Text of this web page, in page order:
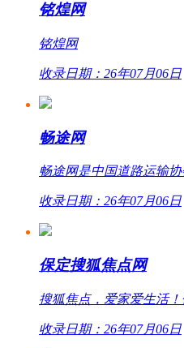
铭煌网
铭煌网
收录日期：26年07月06日
畅途网
畅途网是中国道路运输
收录日期：26年07月06日
保定搜狐焦点网
搜狐焦点，爱家爱生活
收录日期：26年07月06日